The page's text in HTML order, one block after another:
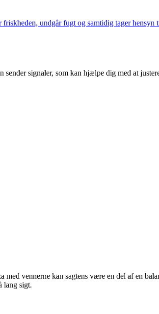
undgår fugt og samtidig tager hensyn
signaler, som kan hjælpe dig med at
vennerne kan sagtens være en del af en
lang sigt.